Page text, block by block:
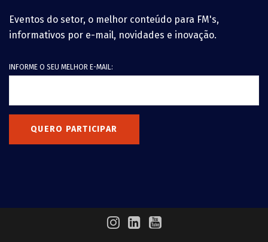
Eventos do setor, o melhor conteúdo para FM's,
informativos por e-mail, novidades e inovação.
INFORME O SEU MELHOR E-MAIL:
QUERO PARTICIPAR